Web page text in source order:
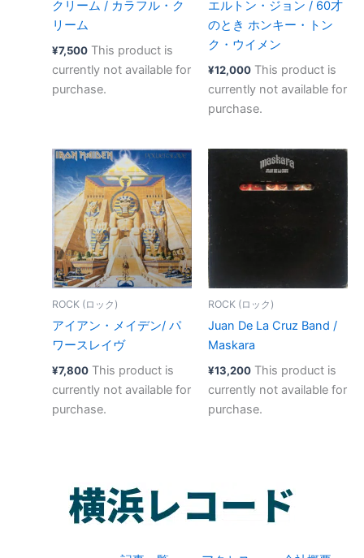
クリーム / カラフル・ク
リーム
¥7,500 This product is
currently not available for
purchase.
エルトン・ジョン / 60才
のとき ホンキー・トン
ク・ウイメン
¥12,000 This product is
currently not available for
purchase.
ROCK (ロック)
アイアン・メイデン/ パ
ワースレイヴ
¥7,800 This product is
currently not available for
purchase.
ROCK (ロック)
Juan De La Cruz Band ‎/
Maskara
¥13,200 This product is
currently not available for
purchase.